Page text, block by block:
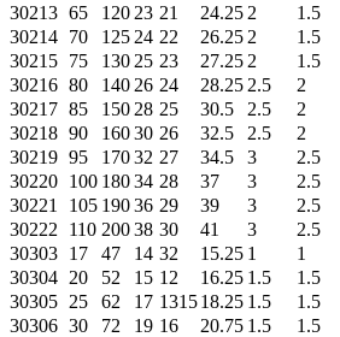
30213 65 120 23 21 24.25 2 1.5
30214 70 125 24 22 26.25 2 1.5
30215 75 130 25 23 27.25 2 1.5
30216 80 140 26 24 28.25 2.5 2
30217 85 150 28 25 30.5 2.5 2
30218 90 16030 26 32.5 2.5 2
30219 95 17032 27 34.5 3 2.5
30220 100 18034 28 37 3 2.5
30221
105 19036 29 39 3 2.5
30222
110 20038 30 41 3 2.5
30303 17 47 14 32 15.25 1 1
30304 20 52 15 12 16.25 1.5 1.5
30305 25 62 17 131518.25 1.5 1.5
30306 30 72 19 16 20.75 1.5 1.5